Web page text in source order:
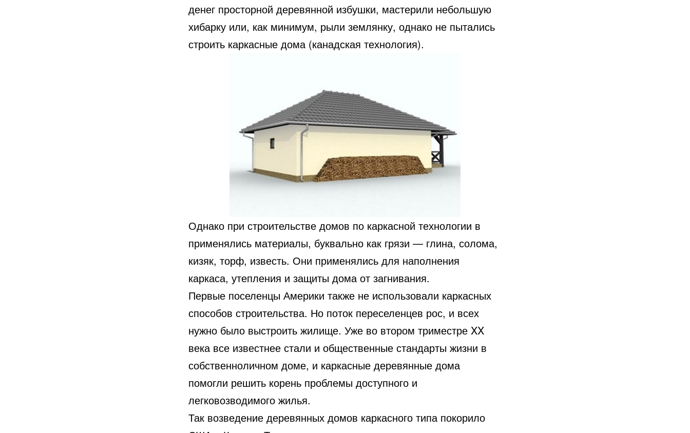
денег просторной деревянной избушки, мастерили небольшую
хибарку или, как минимум, рыли землянку, однако не пытались
строить каркасные дома (канадская технология).
Однако при строительстве домов по каркасной технологии в
применялись материалы, буквально как грязи — глина, солома,
кизяк, торф, известь. Они применялись для наполнения
каркаса, утепления и защиты дома от загнивания.
Первые поселенцы Америки также не использовали каркасных
способов строительства. Но поток переселенцев рос, и всех
нужно было выстроить жилище. Уже во втором триместре XX
века все известнее стали и общественные стандарты жизни в
собственноличном доме, и каркасные деревянные дома
помогли решить корень проблемы доступного и
легковозводимого жилья.
Так возведение деревянных домов каркасного типа покорило